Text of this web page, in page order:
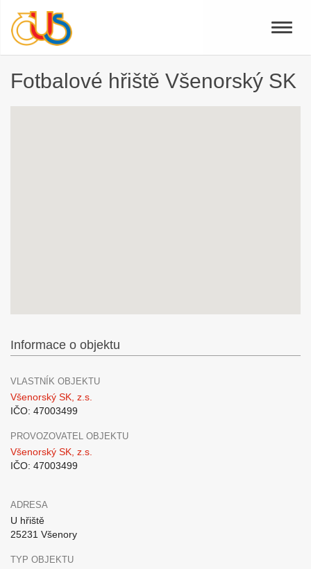
Toggle
Fotbalové hřiště Všenorský SK
Informace o objektu
VLASTNÍK OBJEKTU
Všenorský SK, z.s.
IČO: 47003499
PROVOZOVATEL OBJEKTU
Všenorský SK, z.s.
IČO: 47003499
ADRESA
U hřiště
25231 Všenory
TYP OBJEKTU